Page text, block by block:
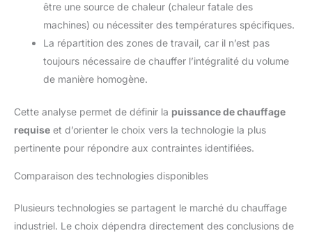
être une source de chaleur (chaleur fatale des
machines) ou nécessiter des températures spécifiques.
La répartition des zones de travail, car il n’est pas
toujours nécessaire de chauffer l’intégralité du volume
de manière homogène.
Cette analyse permet de définir la puissance de chauffage
requise et d’orienter le choix vers la technologie la plus
pertinente pour répondre aux contraintes identifiées.
Comparaison des technologies disponibles
Plusieurs technologies se partagent le marché du chauffage
industriel. Le choix dépendra directement des conclusions de